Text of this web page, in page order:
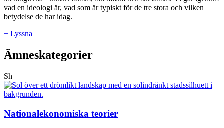
vad en ideologi är, vad som är typiskt för de tre stora och vilken
betydelse de har idag.
+ Lyssna
Ämneskategorier
Sh
Nationalekonomiska teorier